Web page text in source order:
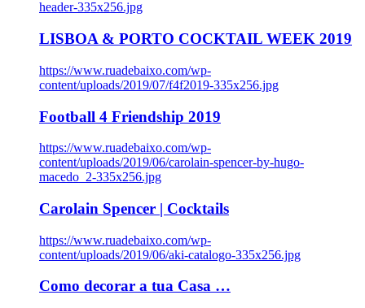
header-335x256.jpg
LISBOA & PORTO COCKTAIL WEEK 2019
https://www.ruadebaixo.com/wp-
content/uploads/2019/07/f4f2019-335x256.jpg
Football 4 Friendship 2019
https://www.ruadebaixo.com/wp-
content/uploads/2019/06/carolain-spencer-by-hugo-
macedo_2-335x256.jpg
Carolain Spencer | Cocktails
https://www.ruadebaixo.com/wp-
content/uploads/2019/06/aki-catalogo-335x256.jpg
Como decorar a tua Casa …